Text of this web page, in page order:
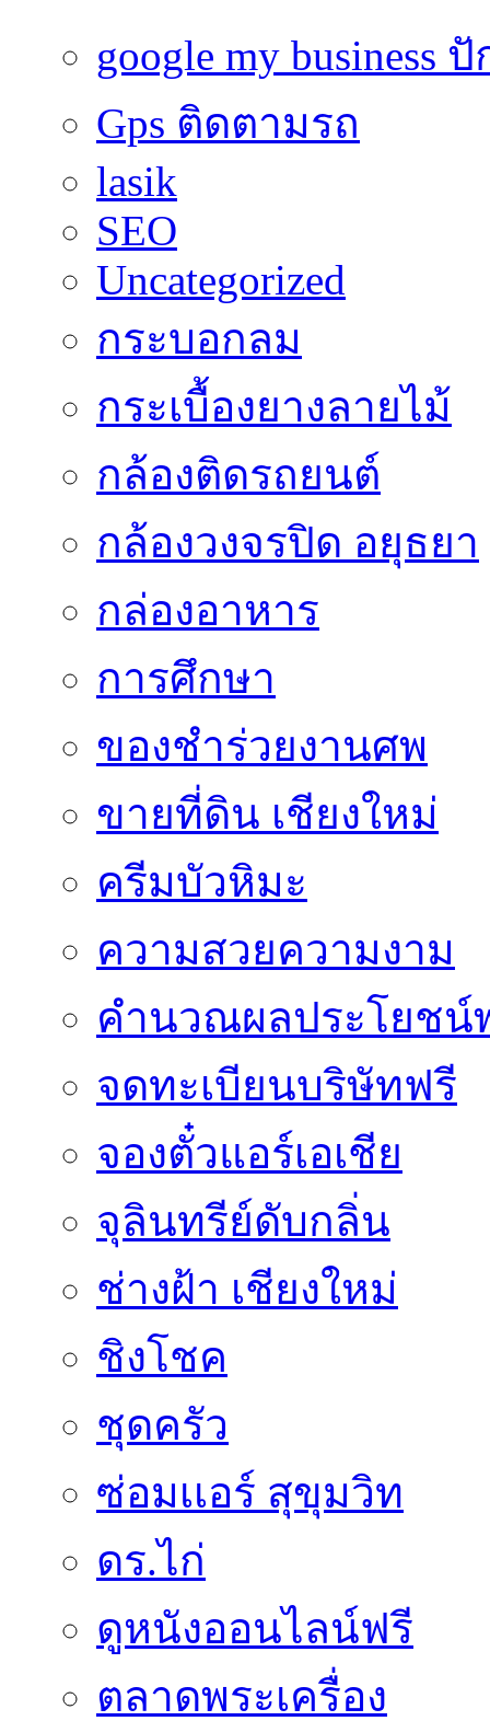
google my business
Gps ติดตามรถ
lasik
SEO
Uncategorized
กระบอกลม
กระเบื้องยางลายไม้
กล้องติดรถยนต์
กล้องวงจรปิด อยุธยา
กล่องอาหาร
การศึกษา
ของชำร่วยงานศพ
ขายที่ดิน เชียงใหม่
ครีมบัวหิมะ
ความสวยความงาม
คำนวณผลประโยชน์
จดทะเบียนบริษัทฟรี
จองตั๋วแอร์เอเชีย
จุลินทรีย์ดับกลิ่น
ช่างฝ้า เชียงใหม่
ชิงโชค
ชุดครัว
ซ่อมเเอร์ สุขุมวิท
ดร.ไก่
ดูหนังออนไลน์ฟรี
ตลาดพระเครื่อง